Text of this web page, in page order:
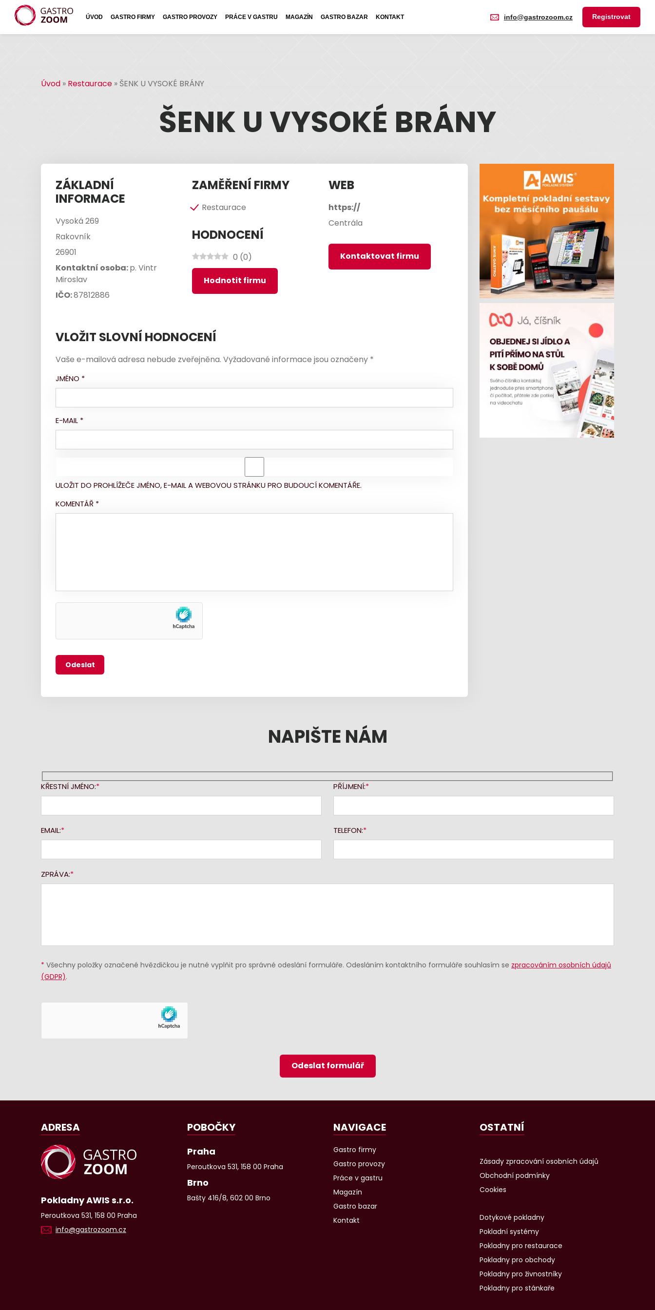
ÚVOD GASTRO FIRMY GASTRO PROVOZY PRÁCE V GASTRU MAGAZÍN GASTRO BAZAR KONTAKT info@gastrozoom.cz Registrovat
Úvod » Restaurace » ŠENK U VYSOKÉ BRÁNY
ŠENK U VYSOKÉ BRÁNY
ZÁKLADNÍ
INFORMACE
Vysoká 269
Rakovník
26901
Kontaktní osoba:p. Vintr
Miroslav
IČO:87812886
ZAMĚŘENÍ FIRMY
Restaurace
HODNOCENÍ
0 (0)
Hodnotit firmu
WEB
https://
Centrála
Kontaktovat firmu
VLOŽIT SLOVNÍ HODNOCENÍ
Vaše e-mailová adresa nebude zveřejněna. Vyžadované informace jsou označeny *
JMÉNO *
E-MAIL *
ULOŽIT DO PROHLÍŽEČE JMÉNO, E-MAIL A WEBOVOU STRÁNKU PRO BUDOUCÍ KOMENTÁŘE.
KOMENTÁŘ *
NAPIŠTE NÁM
KŘESTNÍ JMÉNO: PŘÍJMENÍ:
EMAIL: TELEFON:
ZPRÁVA:
* Všechny položky označené hvězdičkou je nutné vyplňit pro správné odeslání formuláře. Odesláním kontaktního formuláře souhlasím se zpracováním osobních údajů
(GDPR).
Odeslat formulář
ADRESA
Pokladny AWIS s.r.o.
Peroutkova 531, 158 00 Praha
info@gastrozoom.cz
POBOČKY
Praha
Peroutkova 531, 158 00 Praha
Brno
Bašty 416/8, 602 00 Brno
NAVIGACE
Gastro firmy
Gastro provozy
Práce v gastru
Magazín
Gastro bazar
Kontakt
OSTATNÍ
Zásady zpracování osobních údajů
Obchodní podmínky
Cookies
Dotykové pokladny
Pokladní systémy
Pokladny pro restaurace
Pokladny pro obchody
Pokladny pro živnostníky
Pokladny pro stánkaře